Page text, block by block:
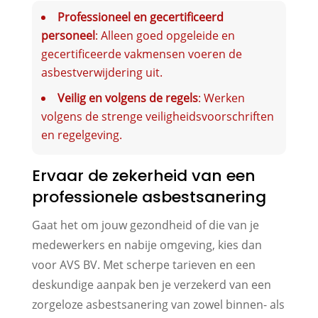
Professioneel en gecertificeerd
personeel: Alleen goed opgeleide en
gecertificeerde vakmensen voeren de
asbestverwijdering uit.
Veilig en volgens de regels: Werken
volgens de strenge veiligheidsvoorschriften
en regelgeving.
Ervaar de zekerheid van een
professionele asbestsanering
Gaat het om jouw gezondheid of die van je
medewerkers en nabije omgeving, kies dan
voor AVS BV. Met scherpe tarieven en een
deskundige aanpak ben je verzekerd van een
zorgeloze asbestsanering van zowel binnen- als